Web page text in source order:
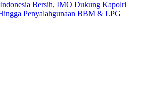
Indonesia Bersih, IMO Dukung Kapolri
Penyalahgunaan BBM & LPG